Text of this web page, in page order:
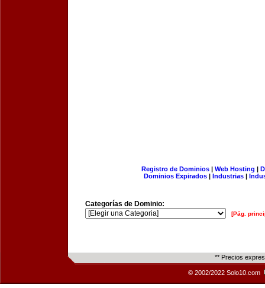
Registro de Dominios| Web Hosting |
Dominios Expirados | Industrias |
Categorías de Dominio:
[Pág.
** Precios
© 2002/2022 Solo10.com